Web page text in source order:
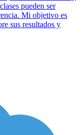
pueden ser
Mi objetivo es
sus resultados y